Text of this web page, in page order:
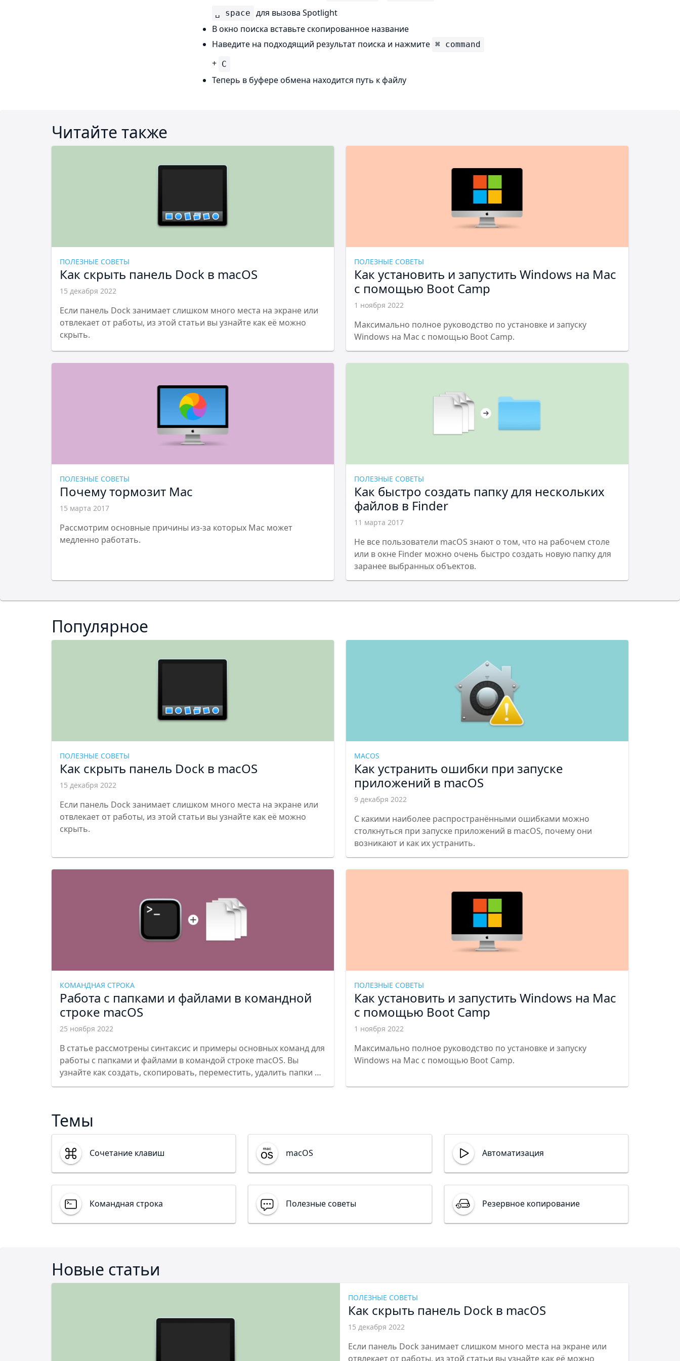
␣ space
для вызова Spotlight
В окно поиска вставьте скопированное название
Наведите на подходящий результат поиска и нажмите ⌘ command
+ C
Теперь в буфере обмена находится путь к файлу
Читайте также
ПОЛЕЗНЫЕ СОВЕТЫ
Как скрыть панель Dock в macOS
15 декабря 2022
Если панель Dock занимает слишком много места на экране или
отвлекает от работы, из этой статьи вы узнайте как её можно
скрыть.
ПОЛЕЗНЫЕ СОВЕТЫ
Как установить и запустить Windows на Mac
с помощью Boot Camp
1 ноября 2022
Максимально полное руководство по установке и запуску
Windows на Mac с помощью Boot Camp.
ПОЛЕЗНЫЕ СОВЕТЫ
Почему тормозит Mac
15 марта 2017
Рассмотрим основные причины из-за которых Mac может
медленно работать.
ПОЛЕЗНЫЕ СОВЕТЫ
Как быстро создать папку для нескольких
файлов в Finder
11 марта 2017
Не все пользователи macOS знают о том, что на рабочем столе
или в окне Finder можно очень быстро создать новую папку для
заранее выбранных объектов.
Популярное
ПОЛЕЗНЫЕ СОВЕТЫ
Как скрыть панель Dock в macOS
15 декабря 2022
Если панель Dock занимает слишком много места на экране или
отвлекает от работы, из этой статьи вы узнайте как её можно
скрыть.
MACOS
Как устранить ошибки при запуске
приложений в macOS
9 декабря 2022
С какими наиболее распространёнными ошибками можно
столкнуться при запуске приложений в macOS, почему они
возникают и как их устранить.
КОМАНДНАЯ СТРОКА
Работа с папками и файлами в командной
строке macOS
25 ноября 2022
В статье рассмотрены синтаксис и примеры основных команд для
работы с папками и файлами в командой строке macOS. Вы
узнайте как создать, скопировать, переместить, удалить папки и
файлы, как посмотреть дерево папок и т.п.
ПОЛЕЗНЫЕ СОВЕТЫ
Как установить и запустить Windows на Mac
с помощью Boot Camp
1 ноября 2022
Максимально полное руководство по установке и запуску
Windows на Mac с помощью Boot Camp.
Темы
Cочетание клавиш macOS Автоматизация
Командная строка Полезные советы Резервное копирование
Новые статьи
ПОЛЕЗНЫЕ СОВЕТЫ
Как скрыть панель Dock в macOS
15 декабря 2022
Если панель Dock занимает слишком много места на экране или
отвлекает от работы, из этой статьи вы узнайте как её можно